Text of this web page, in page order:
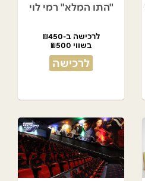
"התו המלא" רמי לוי
לרכישה ב-₪450
בשווי ₪500
לרכישה